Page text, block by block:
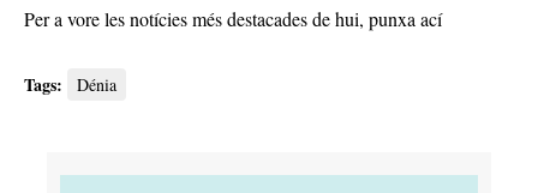
Per a vore les notícies més destacades de hui, punxa ací
Tags: Dénia